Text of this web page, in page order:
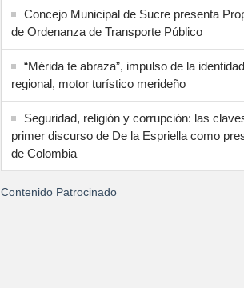
Concejo Municipal de Sucre presenta
de Ordenanza de Transporte Público
“Mérida te abraza”, impulso de la identidad
regional, motor turístico merideño
Seguridad, religión y corrupción: las
primer discurso de De la Espriella como
de Colombia
Contenido Patrocinado